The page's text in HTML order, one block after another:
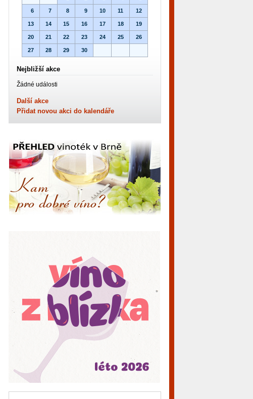
6 7 8 9 10 11 12
13 14 15 16 17 18 19
20 21 22 23 24 25 26
27 28 29 30
Nejbližší akce
Žádné události
Další akce
Přidat novou akci do kalendáře